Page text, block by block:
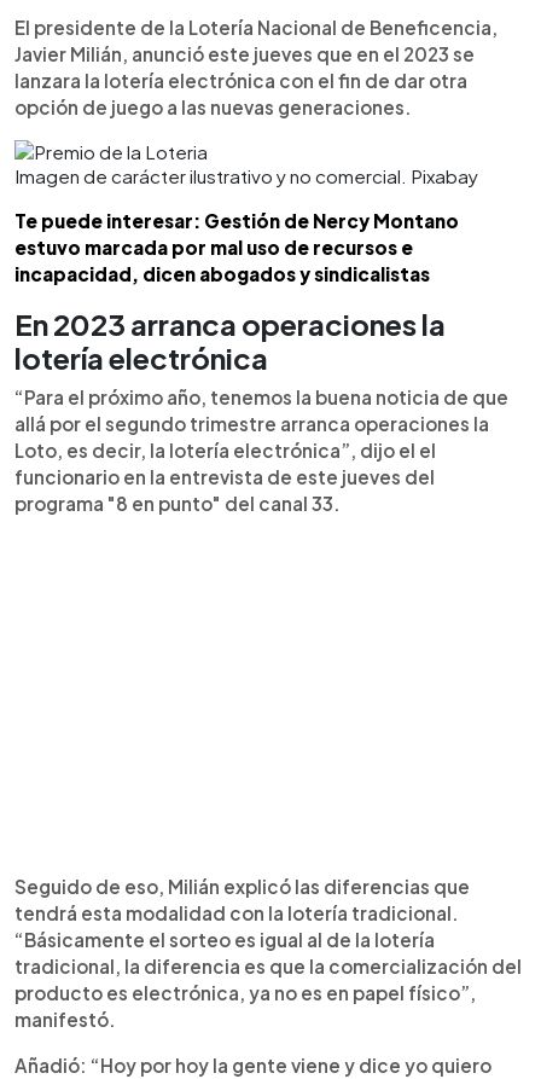
► Escuchar artículo
El presidente de la Lotería Nacional de Beneficencia,
Javier Milián, anunció este jueves que en el 2023 se
lanzara la lotería electrónica con el fin de dar otra
opción de juego a las nuevas generaciones.
Imagen de carácter ilustrativo y no comercial. Pixabay
Te puede interesar: Gestión de Nercy Montano
estuvo marcada por mal uso de recursos e
incapacidad, dicen abogados y sindicalistas
En 2023 arranca operaciones la
lotería electrónica
“Para el próximo año, tenemos la buena noticia de que
allá por el segundo trimestre arranca operaciones la
Loto, es decir, la lotería electrónica”, dijo el el
funcionario en la entrevista de este jueves del
programa "8 en punto" del canal 33.
Seguido de eso, Milián explicó las diferencias que
tendrá esta modalidad con la lotería tradicional.
“Básicamente el sorteo es igual al de la lotería
tradicional, la diferencia es que la comercialización del
producto es electrónica, ya no es en papel físico”,
manifestó.
Añadió: “Hoy por hoy la gente viene y dice yo quiero